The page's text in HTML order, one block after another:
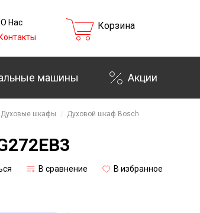
О Нас
Корзина
машины Акции
Духовые шкафы
Духовой шкаф Bosch
В сравнение В избранное
₸